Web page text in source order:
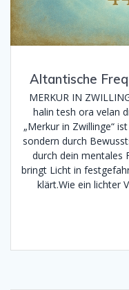
Altantische
MERKUR IN
halin tesh ora velan
„Merkur in Zwillinge“
sondern durch
durch dein mentales
bringt Licht in
klärt.Wie ein lichter